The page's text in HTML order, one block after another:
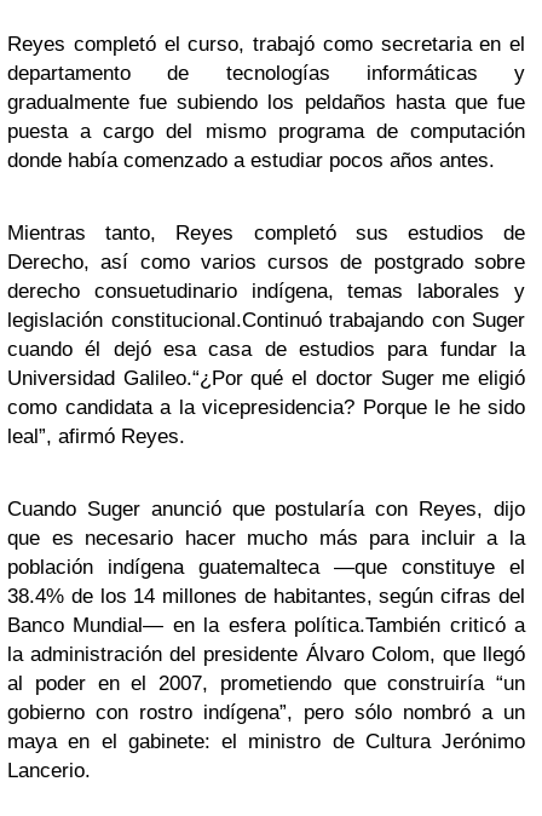
Reyes completó el curso, trabajó como secretaria en el
departamento de tecnologías informáticas y
gradualmente fue subiendo los peldaños hasta que fue
puesta a cargo del mismo programa de computación
donde había comenzado a estudiar pocos años antes.
Mientras tanto, Reyes completó sus estudios de
Derecho, así como varios cursos de postgrado sobre
derecho consuetudinario indígena, temas laborales y
legislación constitucional.Continuó trabajando con Suger
cuando él dejó esa casa de estudios para fundar la
Universidad Galileo.“¿Por qué el doctor Suger me eligió
como candidata a la vicepresidencia? Porque le he sido
leal”, afirmó Reyes.
Cuando Suger anunció que postularía con Reyes, dijo
que es necesario hacer mucho más para incluir a la
población indígena guatemalteca —que constituye el
38.4% de los 14 millones de habitantes, según cifras del
Banco Mundial— en la esfera política.También criticó a
la administración del presidente Álvaro Colom, que llegó
al poder en el 2007, prometiendo que construiría “un
gobierno con rostro indígena”, pero sólo nombró a un
maya en el gabinete: el ministro de Cultura Jerónimo
Lancerio.